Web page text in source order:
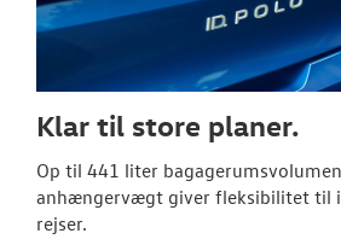
Klar til store planer.
Op til 441 liter
anhængervægt giver fleksibilitet til
rejser.